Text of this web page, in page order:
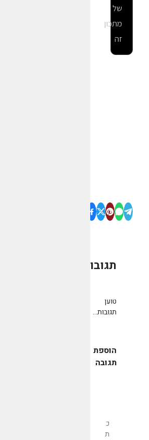
של
מתכון
זה
תגובות
טוען
תגובות...
הוספת
תגובה